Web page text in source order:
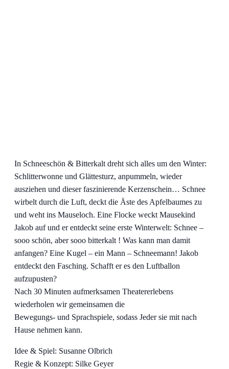
In Schneeschön & Bitterkalt dreht sich alles um den Winter:
Schlitterwonne und Glättesturz, anpummeln, wieder
ausziehen und dieser faszinierende Kerzenschein… Schnee
wirbelt durch die Luft, deckt die Äste des Apfelbaumes zu
und weht ins Mauseloch. Eine Flocke weckt Mausekind
Jakob auf und er entdeckt seine erste Winterwelt: Schnee –
sooo schön, aber sooo bitterkalt ! Was kann man damit
anfangen? Eine Kugel – ein Mann – Schneemann! Jakob
entdeckt den Fasching. Schafft er es den Luftballon
aufzupusten?
Nach 30 Minuten aufmerksamen Theatererlebens
wiederholen wir gemeinsamen die
Bewegungs- und Sprachspiele, sodass Jeder sie mit nach
Hause nehmen kann.
Idee & Spiel: Susanne Olbrich
Regie & Konzept: Silke Geyer